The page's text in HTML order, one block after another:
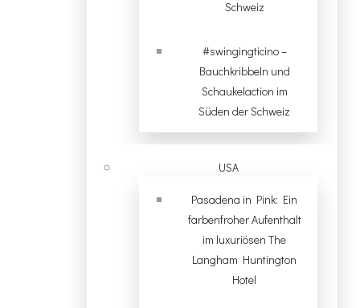
Schweiz
#swingingticino –
Bauchkribbeln und
Schaukelaction im
Süden der Schweiz
USA
Pasadena in Pink: Ein
farbenfroher Aufenthalt
im luxuriösen The
Langham Huntington
Hotel